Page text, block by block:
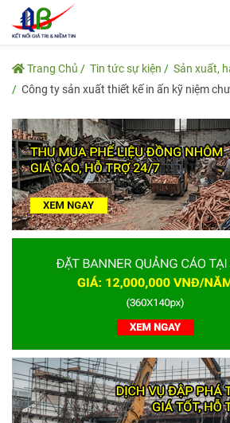
Trang Chủ Tin tức sự kiện
Sản xuất,
Công ty sản xuất thiết kế in ấn kỹ niệm